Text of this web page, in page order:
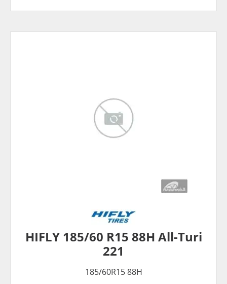
HIFLY 185/60 R15 88H All-Turi
221
185/60R15 88H